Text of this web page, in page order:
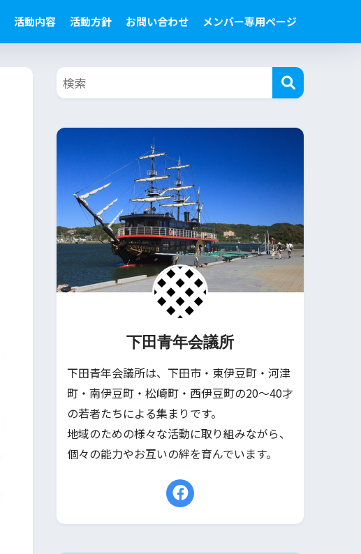
活動内容 活動方針 お問い合わせ メンバー専用ページ
下田青年会議所
下田青年会議所は、下田市・東伊豆町・河津
町・南伊豆町・松崎町・西伊豆町の20〜40才
の若者たちによる集まりです。
地域のための様々な活動に取り組みながら、
個々の能力やお互いの絆を育んでいます。